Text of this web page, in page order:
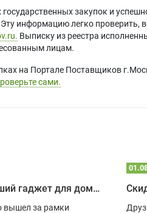
закупок и
информацию легко
Выписку из реестра
лицам.
на Портале Поставщиков
сами.
Почему проектор – лучший гаджет для домика в глэмпинге
вышел за рамки